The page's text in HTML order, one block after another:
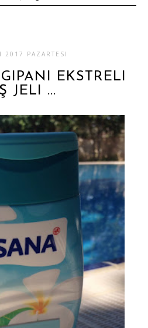
2017 PAZARTESI
EKSTRELI
JELI ...